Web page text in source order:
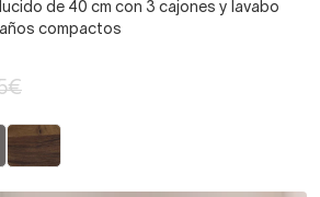
de 40 cm con 3 cajones y lavabo
compactos